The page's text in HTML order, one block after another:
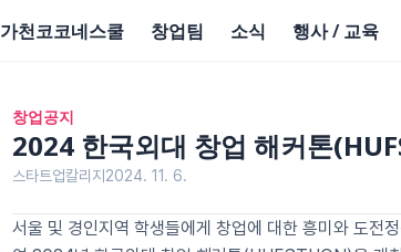
가천코코네스쿨 창업팀 소식 행사 / 교육
창업공지
2024 한국외대 창업 해커톤
스타트업칼리지 2024. 11. 6.
서울 및 경인지역 학생들에게 창업에 대한 흥미와 도전